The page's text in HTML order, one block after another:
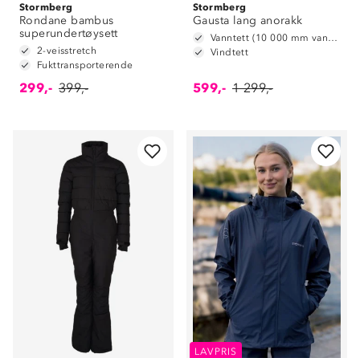
Stormberg
Rondane bambus
superundertøysett
2-veisstretch
Fukttransporterende
299,- 399,-
Stormberg
Gausta lang anorakk
Vanntett (10 000 mm vannsøyle)
Vindtett
599,- 1 299,-
LAVPRIS